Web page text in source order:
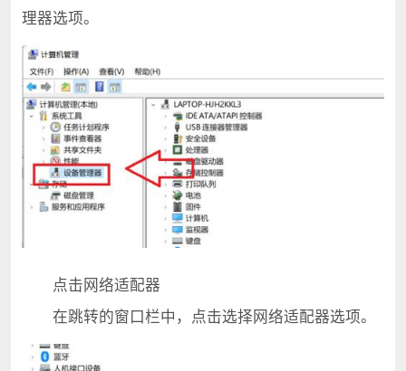
理器选项。
点击网络适配器
在跳转的窗口栏中，点击选择网络适配器选项。